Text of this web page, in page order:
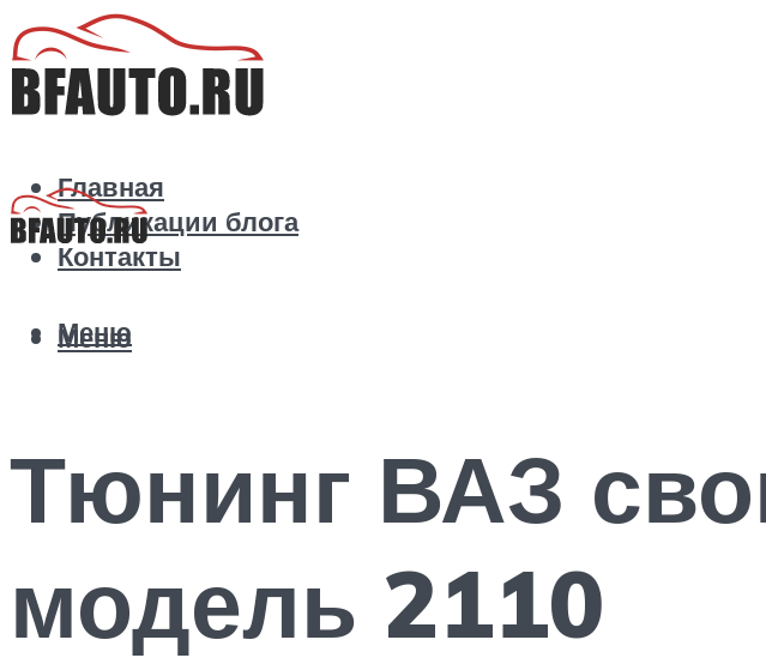
Главная
Публикации блога
Контакты
Меню
Меню
Тюнинг ВАЗ
модель 2110